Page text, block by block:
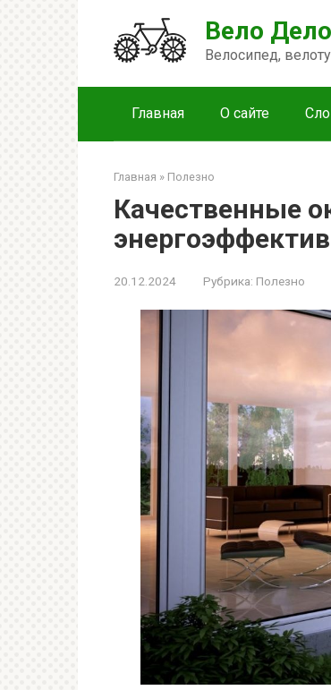
Вело Дело
Велосипед,
Главная О сайте
Главная » Полезно
Качественные
20.12.2024 Рубрика: Полезно